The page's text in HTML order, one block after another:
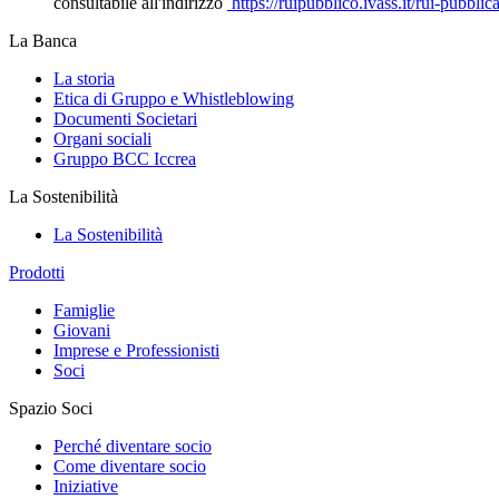
La Banca
La storia
Etica di Gruppo e Whistleblowing
Documenti Societari
Organi sociali
Gruppo BCC Iccrea
La Sostenibilità
La Sostenibilità
Prodotti
Famiglie
Giovani
Imprese e Professionisti
Soci
Spazio Soci
Perché diventare socio
Come diventare socio
Iniziative